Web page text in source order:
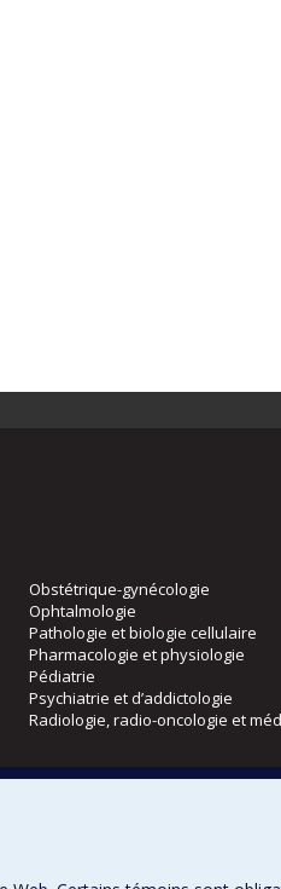
Obstétrique-gynécologie
Ophtalmologie
Pathologie et biologie cellulaire
Pharmacologie et physiologie
Pédiatrie
Psychiatrie et d’addictologie
Radiologie, radio-oncologie et